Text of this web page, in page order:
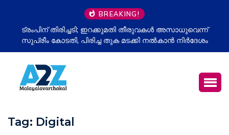
BREAKING!
ട്രംപിന് തിരിച്ചടി; ഇറക്കുമതി തീരുവകൾ അസാധുവെന്ന്
സുപ്രീം കോടതി, പിരിച്ച തുക മടക്കി നൽകാൻ നിർദേശം
Tag: Digital